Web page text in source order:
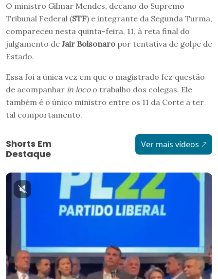
O ministro Gilmar Mendes, decano do Supremo
Tribunal Federal (STF) e integrante da Segunda Turma,
compareceu nesta quinta-feira, 11, à reta final do
julgamento de Jair Bolsonaro por tentativa de golpe de
Estado.
Essa foi a única vez em que o magistrado fez questão
de acompanhar in locoo trabalho dos colegas. Ele
também é o único ministro entre os 11 da Corte a ter
tal comportamento.
Shorts Em
Destaque
Ver mais vídeos